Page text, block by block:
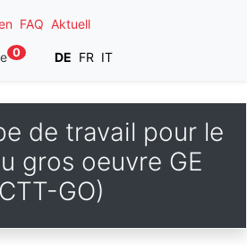
FAQ Aktuell
0 DE FR IT
de travail pour le
gros oeuvre GE
GO)